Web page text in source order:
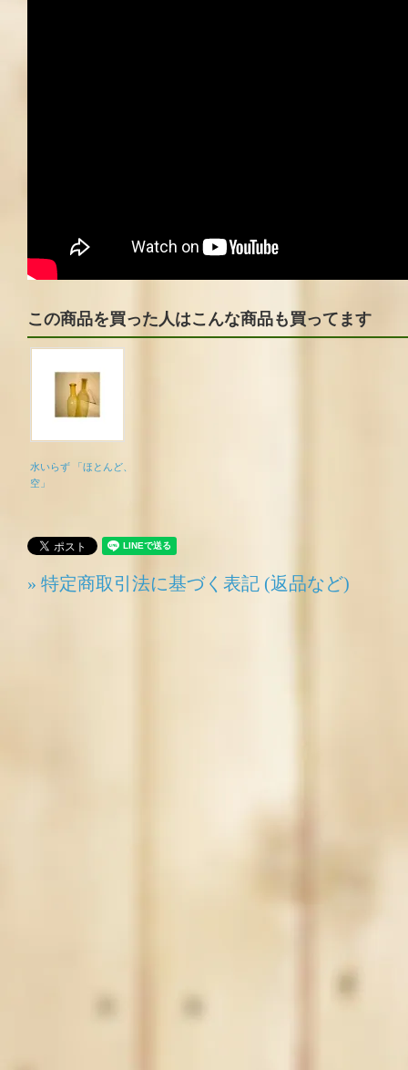
この商品を買った人はこんな商品も買ってます
水いらず 「ほとんど、
空」
» 特定商取引法に基づく表記 (返品など)